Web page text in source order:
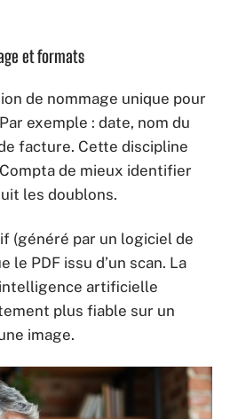
et formats
de nommage unique pour
exemple : date, nom du
facture. Cette discipline
de mieux identifier
les doublons.
(généré par un logiciel de
PDF issu d’un scan. La
artificielle
plus fiable sur un
image.